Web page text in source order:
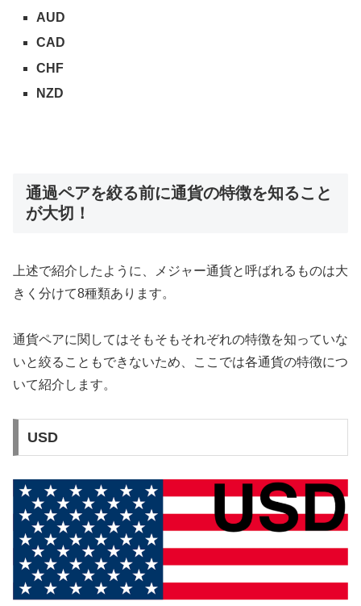
AUD
CAD
CHF
NZD
通過ペアを絞る前に通貨の特徴を知ること
が大切！
上述で紹介したように、メジャー通貨と呼ばれるものは大
きく分けて8種類あります。
通貨ペアに関してはそもそもそれぞれの特徴を知っていな
いと絞ることもできないため、ここでは各通貨の特徴につ
いて紹介します。
USD